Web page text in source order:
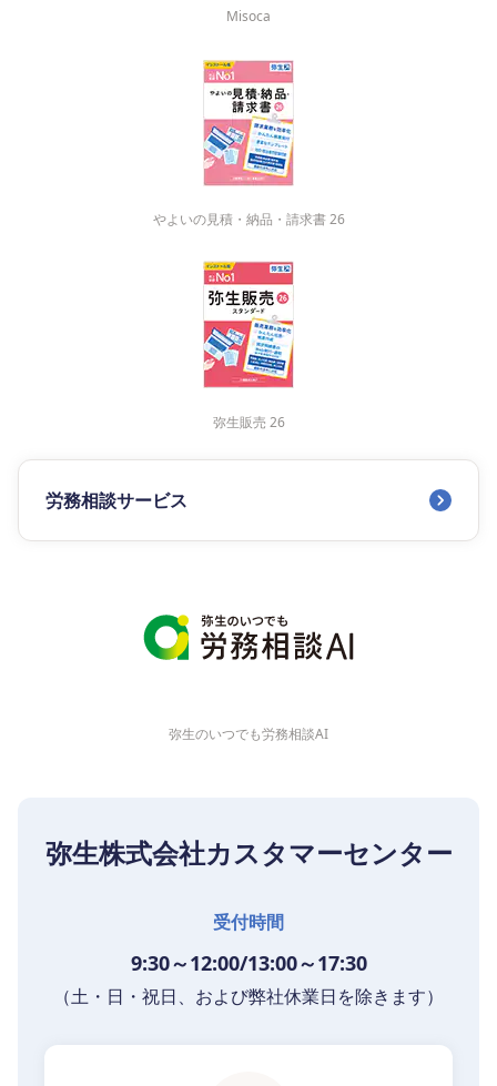
Misoca
やよいの見積・納品・請求書 26
弥生販売 26
労務相談サービス
弥生のいつでも労務相談AI
弥生株式会社カスタマーセンター
受付時間
9:30～12:00/13:00～17:30
（土・日・祝日、および弊社休業日を除きます）